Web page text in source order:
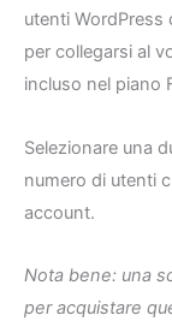
utenti WordPress
per collegarsi al
incluso nel piano
Selezionare una
numero di utenti
account.
Nota bene: una
per acquistare